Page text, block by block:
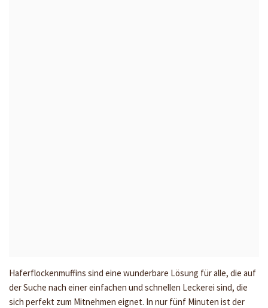
Haferflockenmuffins sind eine wunderbare Lösung für alle, die auf
der Suche nach einer einfachen und schnellen Leckerei sind, die
sich perfekt zum Mitnehmen eignet. In nur fünf Minuten ist der